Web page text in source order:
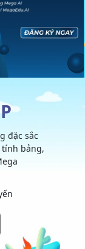
đặc sắc
tính bảng,